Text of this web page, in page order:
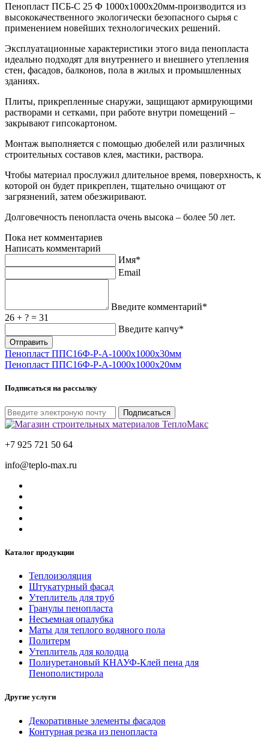
Пенопласт ПСБ-С 25 Ф 1000x1000x20мм-производится из
высококачественного экологически безопасного сырья с
применением новейших технологических решений.
Эксплуатационные характеристики этого вида пенопласта
идеально подходят для внутреннего и внешнего утепления
стен, фасадов, балконов, пола в жилых и промышленных
зданиях.
Плиты, прикрепленные снаружи, защищают армирующими
растворами и сетками, при работе внутри помещений –
закрывают гипсокартоном.
Монтаж выполняется с помощью дюбелей или различных
строительных составов клея, мастики, раствора.
Чтобы материал прослужил длительное время, поверхность, к
которой он будет прикреплен, тщательно очищают от
загрязнений, затем обезжиривают.
Долговечность пенопласта очень высока – более 50 лет.
Пока нет комментариев
Написать комментарий
Имя*
Email
Введите комментарий*
26 + ? = 31
Введите капчу*
Пенопласт ППС16Ф-Р-А-1000x1000x30мм
Пенопласт ППС16Ф-Р-А-1000x1000x20мм
Подписаться на рассылку
Подписаться
+7 925 721 50 64
info@teplo-max.ru
Каталог продукции
Теплоизоляция
Штукатурный фасад
Утеплитель для труб
Гранулы пенопласта
Несъемная опалубка
Маты для теплого водяного пола
Политерм
Утеплитель для колодца
Полиуретановый КНАУФ-Клей пена для
Пенополистирола
Другие услуги
Декоративные элементы фасадов
Контурная резка из пенопласта